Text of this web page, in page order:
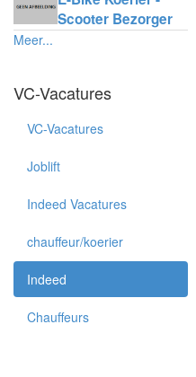
Scooter Bezorger
Meer...
VC-Vacatures
VC-Vacatures
Joblift
Indeed Vacatures
chauffeur/koerier
Indeed
Chauffeurs